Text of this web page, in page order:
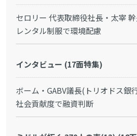
セロリー 代表取締役社長・太宰
レンタル制服で環境配慮
インタビュー (17面特集)
ボーム・GABV議長(トリオドス銀
社会貢献度で融資判断